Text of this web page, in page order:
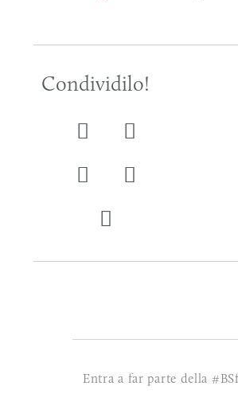
Condividilo!
Entra a far parte della